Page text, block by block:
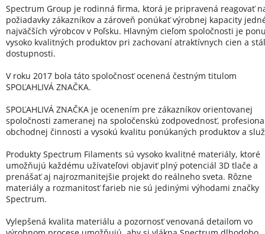
Spectrum Group je rodinná firma, ktorá je pripravená reagovať
požiadavky zákazníkov a zároveň ponúkať výrobnej kapacity
najväčších výrobcov v Poľsku. Hlavným cieľom spoločnosti je
vysoko kvalitných produktov pri zachovaní atraktívnych cien a
dostupnosti.
V roku 2017 bola táto spoločnosť ocenená čestným titulom
SPOĽAHLIVÁ ZNAČKA.
SPOĽAHLIVÁ ZNAČKA je ocenením pre zákazníkov orientovanej
spoločnosti zameranej na spoločenskú zodpovednosť,
obchodnej činnosti a vysokú kvalitu ponúkaných produktov a
Produkty Spectrum Filaments sú vysoko kvalitné materiály, ktoré
umožňujú každému užívateľovi objaviť plný potenciál 3D tlače a
prenášať aj najrozmanitejšie projekt do reálneho sveta. Rôzne
materiály a rozmanitosť farieb nie sú jedinými výhodami značky
Spectrum.
Vylepšená kvalita materiálu a pozornosť venovaná detailom vo